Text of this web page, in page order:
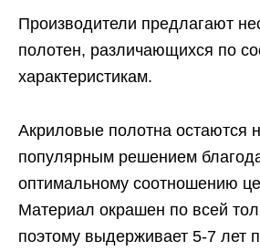
Производители предлагают
полотен, различающихся по
характеристикам.
Акриловые полотна остаются
популярным решением
оптимальному соотношению
Материал окрашен по всей
поэтому выдерживает 5-7 лет